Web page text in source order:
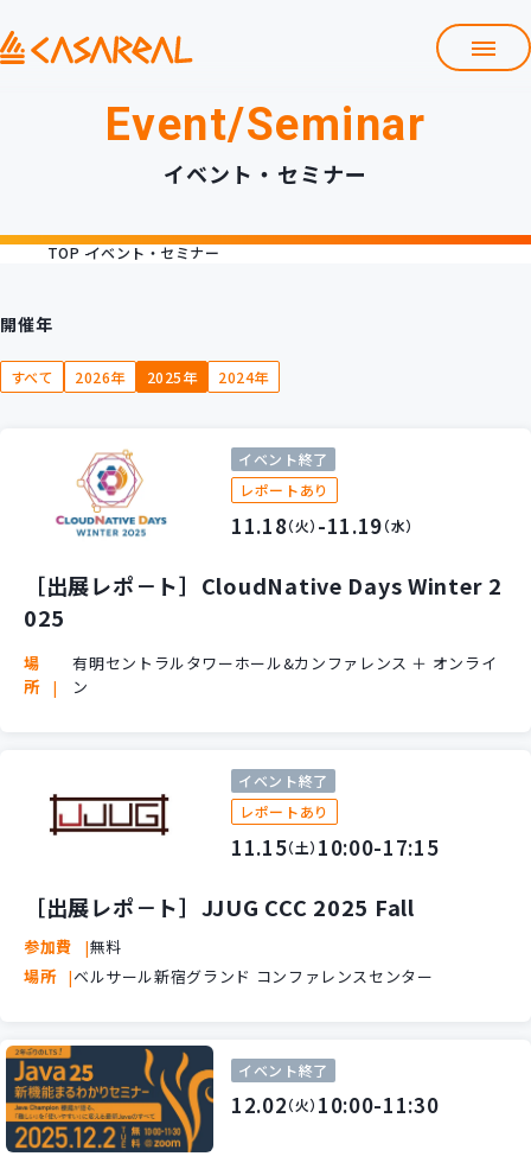
プロダクト開発支援
カスタマイズコース 教材購入
パッケージ開発
導入事例
イベント・セミナー
Contact
Event/Seminar
イベント・セミナー
TOP イベント・セミナー
開催年
すべて 2026年 2025年 2024年
イベント終了
レポートあり
11.18（火） -11.19（水）
［出展レポ－ト］CloudNative Days Winter 2
025
場
所
有明セントラルタワーホール&カンファレンス ＋ オンライ
ン
イベント終了
レポートあり
11.15（土） 10:00-17:15
［出展レポ－ト］JJUG CCC 2025 Fall
参加費
無料
場所
ベルサール新宿グランド コンファレンスセンター
イベント終了
12.02（火） 10:00-11:30